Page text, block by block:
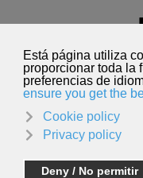
Seleccione su idioma
Español